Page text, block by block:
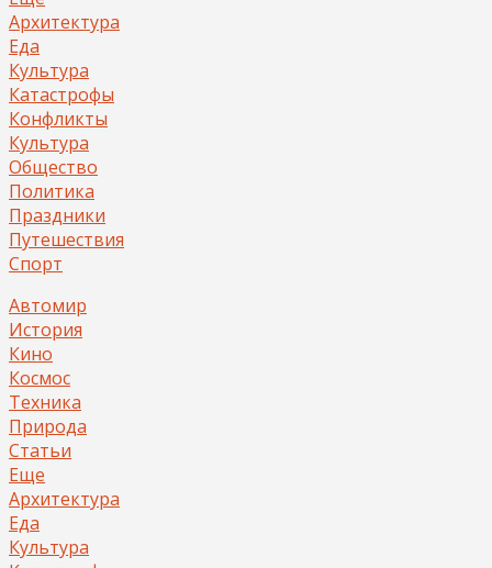
Архитектура
Еда
Культура
Катастрофы
Конфликты
Культура
Общество
Политика
Праздники
Путешествия
Спорт
Автомир
История
Кино
Космос
Техника
Природа
Статьи
Еще
Архитектура
Еда
Культура